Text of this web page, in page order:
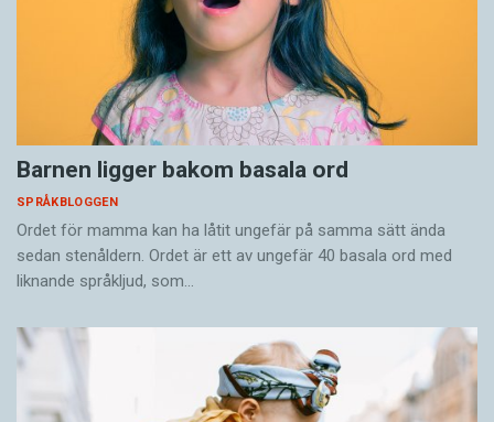
Barnen ligger bakom basala ord
SPRÅKBLOGGEN
Ordet för mamma kan ha låtit ungefär på samma sätt ända
sedan stenåldern. Ordet är ett av ungefär 40 basala ord med
liknande språkljud, som…